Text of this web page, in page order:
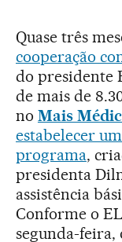
Quase três
cooperação
do presidente
de mais de
no Mais
estabelecer
programa,
presidenta
assistência
Conforme o
segunda-feira,